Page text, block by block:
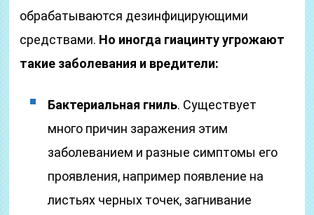
обрабатываются дезинфицирующими
средствами. Но иногда гиацинту угрожают
такие заболевания и вредители:
Бактериальная гниль. Существует
много причин заражения этим
заболеванием и разные симптомы его
проявления, например появление на
листьях черных точек, загнивание